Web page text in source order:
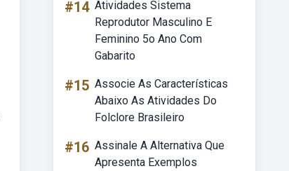
#14 Atividades Sistema
Reprodutor Masculino E
Feminino 5o Ano Com
Gabarito
#15 Associe As Características
Abaixo As Atividades Do
Folclore Brasileiro
#16 Assinale A Alternativa Que
Apresenta Exemplos